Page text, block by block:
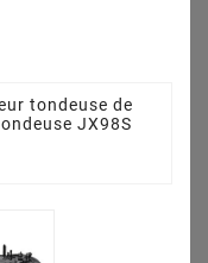
tondeuse de
JX98S